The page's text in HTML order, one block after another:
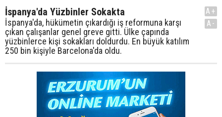
İspanya'da Yüzbinler Sokakta
İspanya'da, hükümetin çıkardığı iş reformuna karşı
çıkan çalışanlar genel greve gitti. Ülke çapında
yüzbinlerce kişi sokakları doldurdu. En büyük katılım
250 bin kişiyle Barcelona'da oldu.
A+
A-